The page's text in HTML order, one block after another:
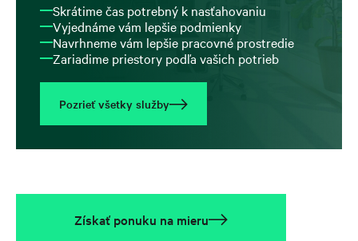
Skrátime čas potrebný k nasťahovaniu
Vyjednáme vám lepšie podmienky
Navrhneme vám lepšie pracovné prostredie
Zariadime priestory podľa vašich potrieb
Pozrieť všetky služby
Získať ponuku na mieru